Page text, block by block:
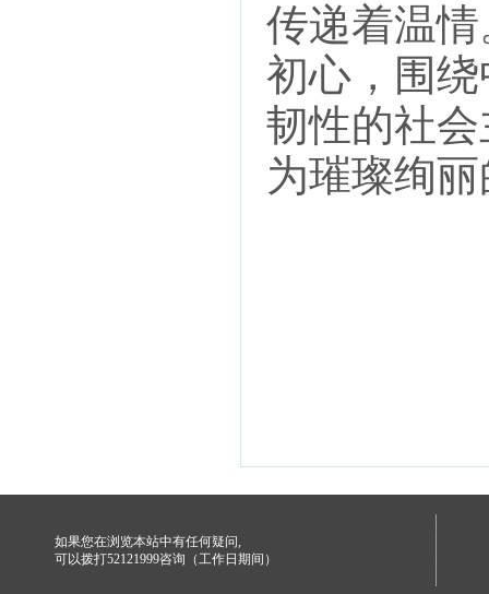
传递着温
初心，围
韧性的社
为璀璨绚
如果您在浏览本站中有任何疑问,
可以拨打52121999咨询（工作日期间）